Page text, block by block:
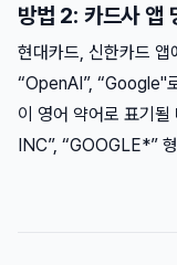
방법 2: 카드사 앱
현대카드, 신한카드
“OpenAI”, “Google"
이 영어 약어로 표기
INC”, “GOOGLE*”